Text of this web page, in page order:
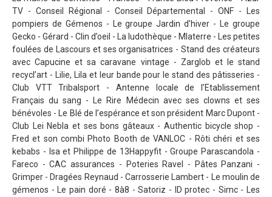
Dans les Médias
Tombola
Programme de la journée
Partenaires
Règlement
Retour sur l'Enduro 2017
Edition 2017
Blog 2017
Bilan de l'Enduro 2017
TV - Conseil Régional - Conseil Départemental - ONF - Les
pompiers de Gémenos - Le groupe Jardin d’hiver - Le groupe
Gecko - Gérard - Clin d’oeil - La ludothèque - Mlaterre - Les petites
foulées de Lascours et ses organisatrices - Stand des créateurs
avec Capucine et sa caravane vintage - Zarglob et le stand
recycl’art - Lilie, Lila et leur bande pour le stand des pâtisseries -
Club VTT Tribalsport - Antenne locale de l’Etablissement
Français du sang - Le Rire Médecin avec ses clowns et ses
bénévoles - Le Blé de l’espérance et son président Marc Dupont -
Club Lei Nebla et ses bons gâteaux - Authentic bicycle shop -
Fred et son combi Photo Booth de VANLOC - Rôti chéri et ses
kebabs - Isa et Philippe de 13Happyfit - Groupe Parascandola -
Fareco - CAC assurances - Poteries Ravel - Pâtes Panzani -
Grimper - Dragées Reynaud - Carrosserie Lambert - Le moulin de
gémenos - Le pain doré - 8à8 - Satoriz - ID protec - Simc - Les